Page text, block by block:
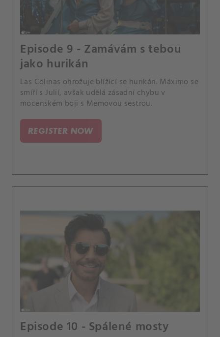
Episode 9 - Zamávám s tebou
jako hurikán
Las Colinas ohrožuje blížící se hurikán. Máximo se
smíří s Julií, avšak udělá zásadní chybu v
mocenském boji s Memovou sestrou.
REGISTER NOW
Episode 10 - Spálené mosty